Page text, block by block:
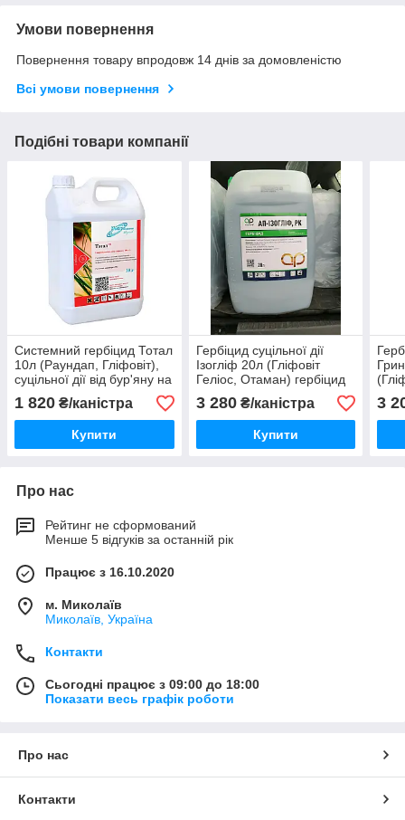
Умови повернення
Повернення товару впродовж 14 днів за домовленістю
Всі умови повернення
Подібні товари компанії
Системний гербіцид Тотал
10л (Раундап, Гліфовіт),
суцільної дії від бур'яну на
полях, на городі,
1 820 ₴/каністра
Купити
Гербіцид суцільної дії
Ізогліф 20л (Гліфовіт
Геліос, Отаман) гербіцид
для сої
3 280₴/каністра
Купити
3
Про нас
Рейтинг не сформований
Менше 5 відгуків за останній рік
Працює з 16.10.2020
м. Миколаїв
Миколаїв, Україна
Контакти
Сьогодні працює з 09:00 до 18:00
Показати весь графік роботи
Про нас
Контакти